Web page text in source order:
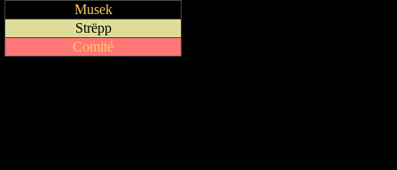
Musek
Strëpp
Comité